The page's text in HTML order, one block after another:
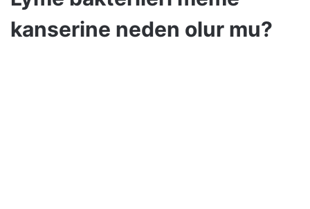
kanserine neden olur mu?